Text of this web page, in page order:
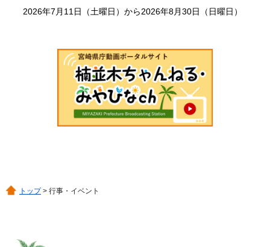
2026年7月11日（土曜日）から2026年8月30日（日曜日）
トップ> 行事・イベント